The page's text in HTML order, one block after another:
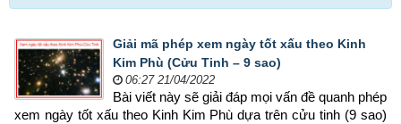
Giải mã phép xem ngày tốt xấu theo Kinh
Kim Phù (Cửu Tinh – 9 sao)
06:27 21/04/2022
Bài viết này sẽ giải đáp mọi vấn đề quanh phép
xem ngày tốt xấu theo Kinh Kim Phù dựa trên cửu tinh (9 sao)